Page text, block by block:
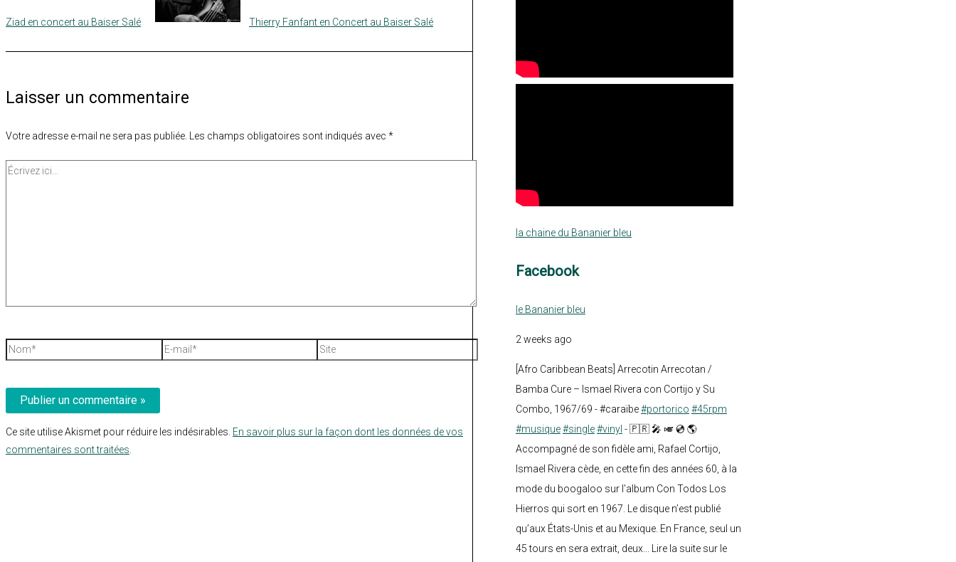
Ziad en concert au Baiser Salé Thierry Fanfant en Concert au Baiser Salé
Laisser un commentaire
Votre adresse e-mail ne sera pas publiée. Les champs obligatoires sont indiqués avec *
Écrivez
Nom*
E-
mail*
Site
Ce site utilise Akismet pour réduire les indésirables. En savoir plus sur la façon dont les données de vos
commentaires sont traitées.
la chaine du Bananier bleu
Facebook
le Bananier bleu
2 weeks ago
[Afro Caribbean Beats] Arrecotin Arrecotan /
Bamba Cure – Ismael Rivera con Cortijo y Su
Combo, 1967/69 - #caraïbe#portorico #45rpm
#musique#single#vinyl - 🇵🇷 🎤 🎺 💿 🌎
Accompagné de son fidèle ami, Rafael Cortijo,
Ismael Rivera cède, en cette fin des années 60, à la
mode du boogaloo sur l’album Con Todos Los
Hierros qui sort en 1967. Le disque n’est publié
qu’aux États-Unis et au Mexique. En France, seul un
45 tours en sera extrait, deux... Lire la suite sur le